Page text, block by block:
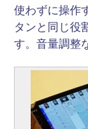
使わずに操作
タンと同じ役
す。音量調整